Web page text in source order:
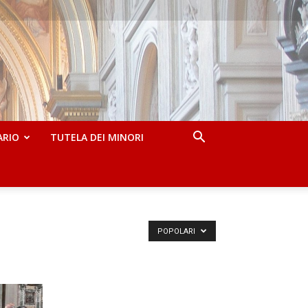
TUTELA DEI MINORI
POPOLARI